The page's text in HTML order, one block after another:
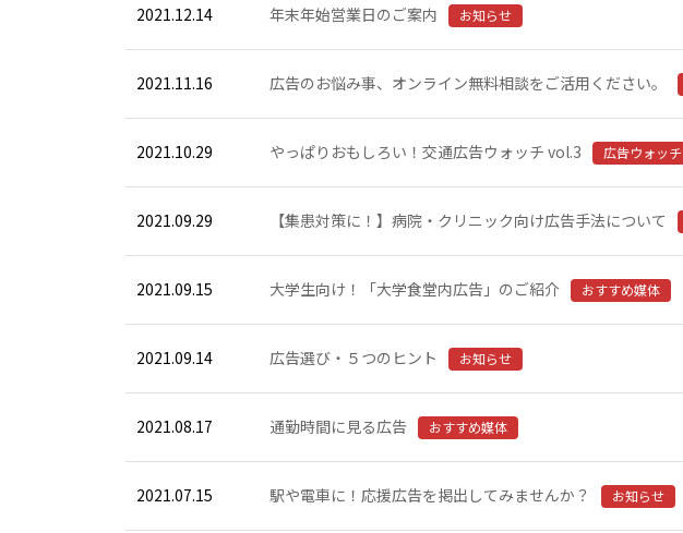
2021.12.14 年末年始営業日のご案内 お知らせ
2021.11.16 広告のお悩み事、オンライン無料相談をご活用ください。
2021.10.29 やっぱりおもしろい！交通広告ウォッチ vol.3 広告ウォッチ
2021.09.29 【集患対策に！】病院・クリニック向け広告手法について
2021.09.15 大学生向け！「大学食堂内広告」のご紹介 おすすめ媒体
2021.09.14 広告選び・５つのヒント お知らせ
2021.08.17 通勤時間に見る広告 おすすめ媒体
2021.07.15 駅や電車に！応援広告を掲出してみませんか？ お知らせ